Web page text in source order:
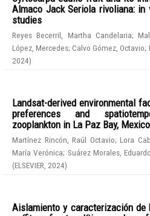
Almaco Jack Seriola rivoliana:
studies
Reyes Becerril, Martha Candelaria;
López, Mercedes;Calvo Gómez, Octavio;
2024)
Landsat-derived environmental
preferences and
zooplankton in La Paz Bay, Mexico
Martínez Rincón, Raúl Octavio; Lora
María Verónica; Suárez Morales, Eduardo
(ELSEVIER 2024)
Aislamiento y caracterización